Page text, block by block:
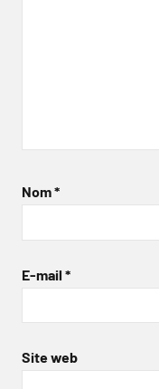
Nom*
E-mail *
Site web